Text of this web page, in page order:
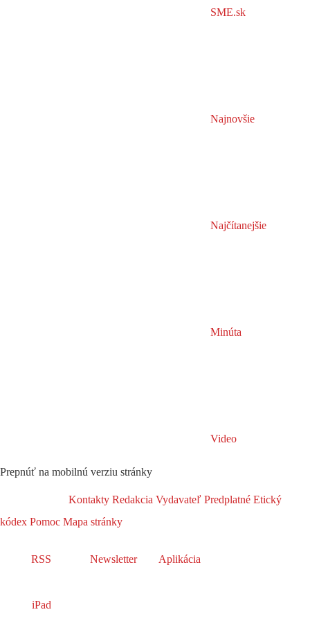
SME.sk
Najnovšie
Najčítanejšie
Minúta
Video
Prepnúť na mobilnú verziu stránky
Kontakty Redakcia Vydavateľ Predplatné Etický
kódex Pomoc Mapa stránky
RSS Newsletter Aplikácia
iPad